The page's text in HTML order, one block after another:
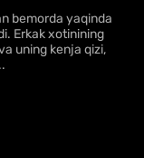
bemorda yaqinda
Erkak xotinining
uning kenja qizi,